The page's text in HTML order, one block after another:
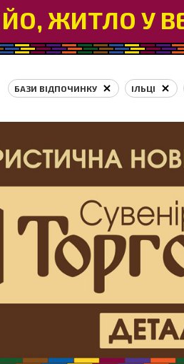
ЙО, ЖИТЛО У
БАЗИ ВІДПОЧИНКУ ІЛЬЦІ